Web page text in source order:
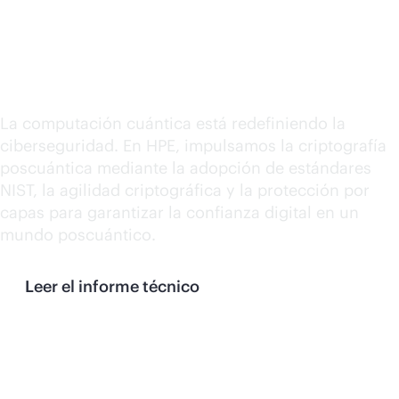
La computación cuántica está redefiniendo la
ciberseguridad. En HPE, impulsamos la criptografía
poscuántica mediante la adopción de estándares
NIST, la agilidad criptográfica y la protección por
capas para garantizar la confianza digital en un
mundo poscuántico.
Leer el informe técnico